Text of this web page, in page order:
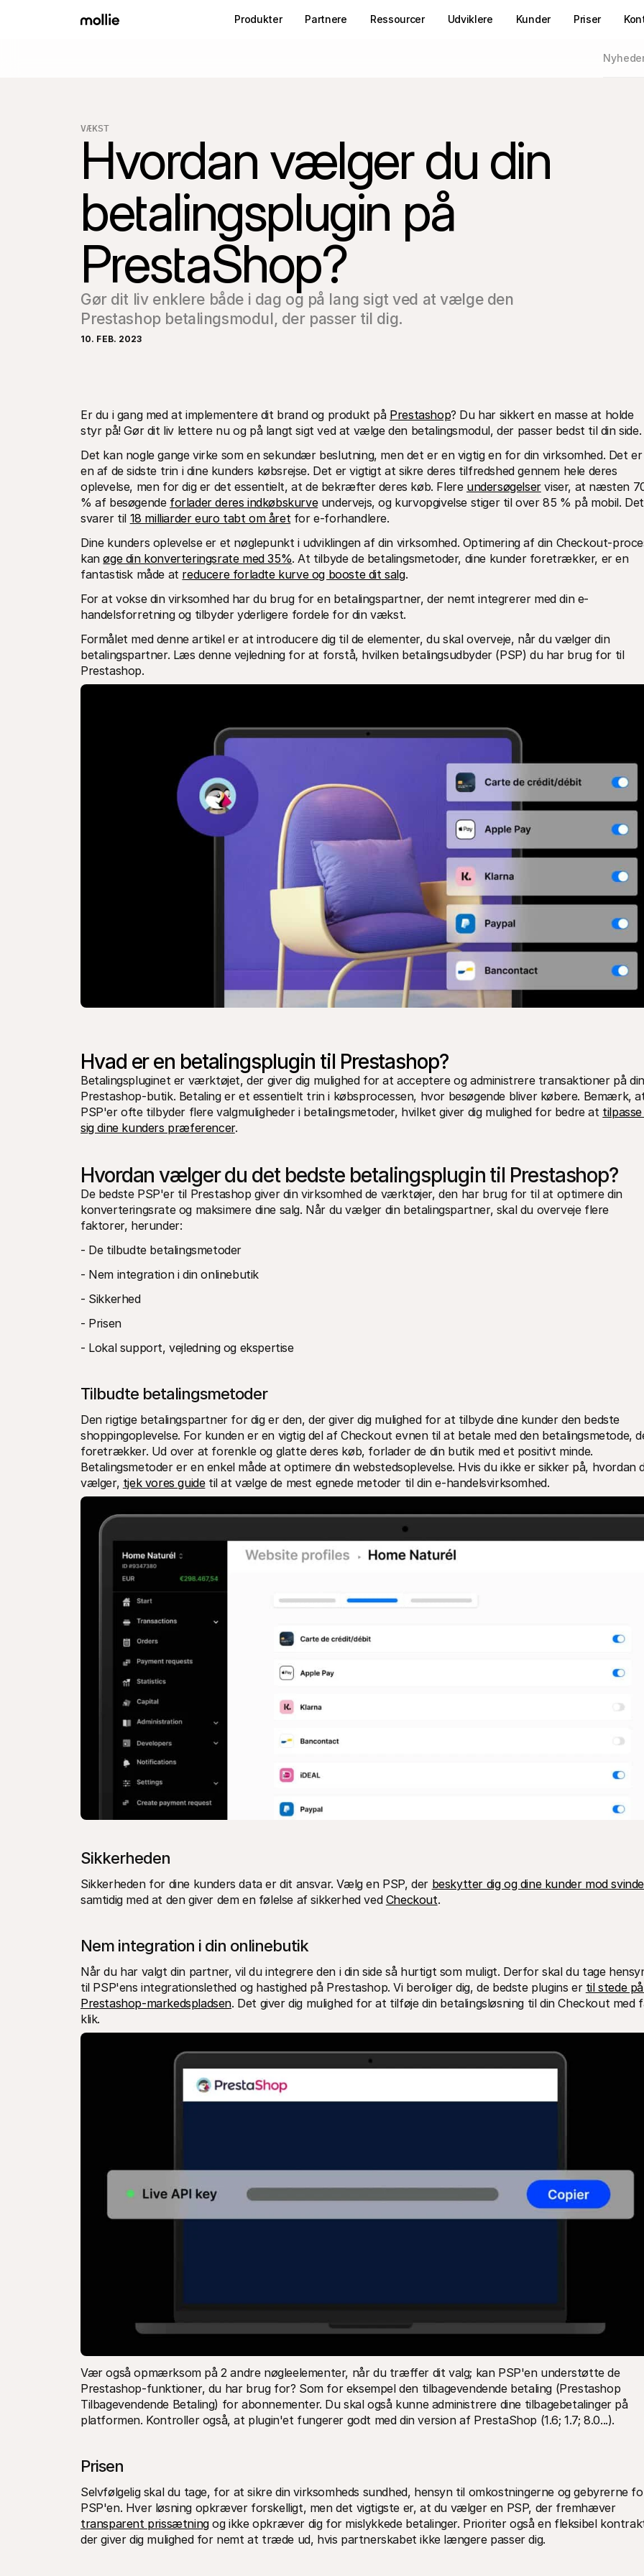
Produkter Partnere Ressourcer Udviklere Kunder Priser
VÆKST
Hvordan vælger du din
betalingsplugin på
PrestaShop?
Gør dit liv enklere både i dag og på lang sigt ved at vælge den
Prestashop betalingsmodul, der passer til dig.
10. FEB. 2023
Er du i gang med at implementere dit brand og produkt på Prestashop? Du har sikkert en masse at holde
styr på! Gør dit liv lettere nu og på langt sigt ved at vælge den betalingsmodul, der passer bedst til din side.
Det kan nogle gange virke som en sekundær beslutning, men det er en vigtig en for din virksomhed. Det er
en af de sidste trin i dine kunders købsrejse. Det er vigtigt at sikre deres tilfredshed gennem hele deres
oplevelse, men for dig er det essentielt, at de bekræfter deres køb. Flere undersøgelser viser, at næsten
% af besøgende forlader deres indkøbskurve undervejs, og kurvopgivelse stiger til over 85 % på mobil.
svarer til 18 milliarder euro tabt om året for e-forhandlere.
Dine kunders oplevelse er et nøglepunkt i udviklingen af din virksomhed. Optimering af din Checkout-
kan øge din konverteringsrate med 35%. At tilbyde de betalingsmetoder, dine kunder foretrækker, er en
fantastisk måde at reducere forladte kurve og booste dit salg.
For at vokse din virksomhed har du brug for en betalingspartner, der nemt integrerer med din e-
handelsforretning og tilbyder yderligere fordele for din vækst.
Formålet med denne artikel er at introducere dig til de elementer, du skal overveje, når du vælger din
betalingspartner. Læs denne vejledning for at forstå, hvilken betalingsudbyder (PSP) du har brug for til
Prestashop.
Hvad er en betalingsplugin til Prestashop?
Betalingspluginet er værktøjet, der giver dig mulighed for at acceptere og administrere transaktioner på din
Prestashop-butik. Betaling er et essentielt trin i købsprocessen, hvor besøgende bliver købere. Bemærk,
PSP'er ofte tilbyder flere valgmuligheder i betalingsmetoder, hvilket giver dig mulighed for bedre at tilpasse
sig dine kunders præferencer.
Hvordan vælger du det bedste betalingsplugin til Prestashop?
De bedste PSP'er til Prestashop giver din virksomhed de værktøjer, den har brug for til at optimere din
konverteringsrate og maksimere dine salg. Når du vælger din betalingspartner, skal du overveje flere
faktorer, herunder:
- De tilbudte betalingsmetoder
- Nem integration i din onlinebutik
- Sikkerhed
- Prisen
- Lokal support, vejledning og ekspertise
Tilbudte betalingsmetoder
Den rigtige betalingspartner for dig er den, der giver dig mulighed for at tilbyde dine kunder den bedste
shoppingoplevelse. For kunden er en vigtig del af Checkout evnen til at betale med den betalingsmetode,
foretrækker. Ud over at forenkle og glatte deres køb, forlader de din butik med et positivt minde.
Betalingsmetoder er en enkel måde at optimere din webstedsoplevelse. Hvis du ikke er sikker på, hvordan
vælger, tjek vores guide til at vælge de mest egnede metoder til din e-handelsvirksomhed.
Sikkerheden
Sikkerheden for dine kunders data er dit ansvar. Vælg en PSP, der beskytter dig og dine kunder mod
samtidig med at den giver dem en følelse af sikkerhed ved Checkout.
Nem integration i din onlinebutik
Når du har valgt din partner, vil du integrere den i din side så hurtigt som muligt. Derfor skal du tage
til PSP'ens integrationslethed og hastighed på Prestashop. Vi beroliger dig, de bedste plugins er til stede på
Prestashop-markedspladsen. Det giver dig mulighed for at tilføje din betalingsløsning til din Checkout med
klik.
Vær også opmærksom på 2 andre nøgleelementer, når du træffer dit valg; kan PSP'en understøtte de
Prestashop-funktioner, du har brug for? Som for eksempel den tilbagevendende betaling (Prestashop
Tilbagevendende Betaling) for abonnementer. Du skal også kunne administrere dine tilbagebetalinger på
platformen. Kontroller også, at plugin'et fungerer godt med din version af PrestaShop (1.6; 1.7; 8.0...).
Prisen
Selvfølgelig skal du tage, for at sikre din virksomheds sundhed, hensyn til omkostningerne og gebyrerne
PSP'en. Hver løsning opkræver forskelligt, men det vigtigste er, at du vælger en PSP, der fremhæver
transparent prissætning og ikke opkræver dig for mislykkede betalinger. Prioriter også en fleksibel
der giver dig mulighed for nemt at træde ud, hvis partnerskabet ikke længere passer dig.